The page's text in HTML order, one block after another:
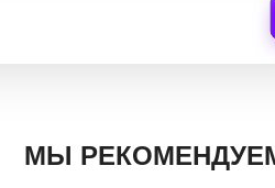
МЫ